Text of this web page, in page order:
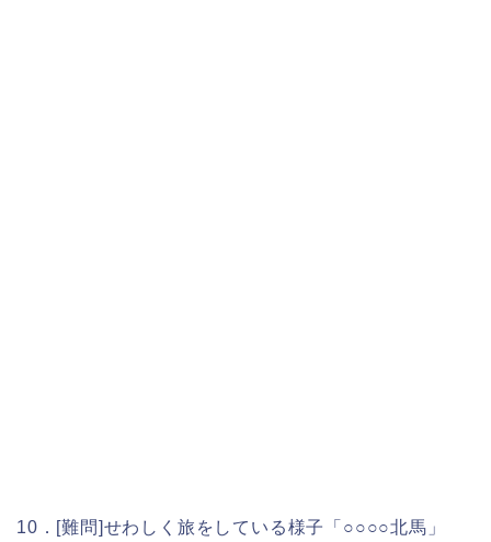
10．[難問]せわしく旅をしている様子「○○○○北馬」